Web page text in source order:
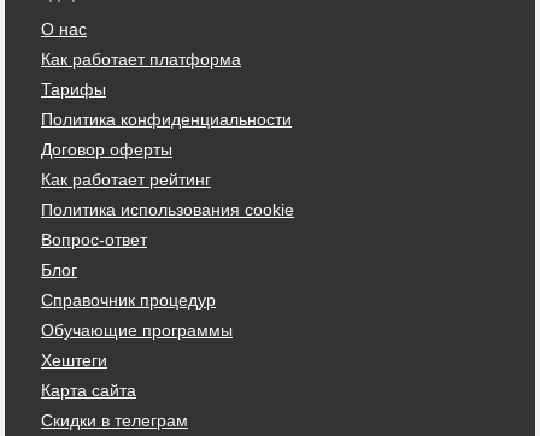
О нас
Как работает платформа
Тарифы
Политика конфиденциальности
Договор оферты
Как работает рейтинг
Политика использования cookie
Вопрос-ответ
Блог
Справочник процедур
Обучающие программы
Хештеги
Карта сайта
Скидки в телеграм